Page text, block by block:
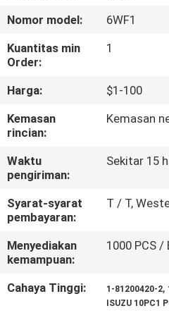
TUR
PABRIK
KONTROL
KUALITAS
HUBUNGI
KAMI
BERITA
PERMINTAAN
PENAWARAN
Nomor model:
6WF1
Kuantitas min
Order:
1
Harga:
$1-100
Kemasan
rincian:
Kemasan
Waktu
pengiriman:
Sekitar 15
Syarat-syarat
pembayaran:
T / T,
Menyediakan
kemampuan:
1000 PCS /
Cahaya Tinggi: 1-81200420-2,
ISUZU 10PC1